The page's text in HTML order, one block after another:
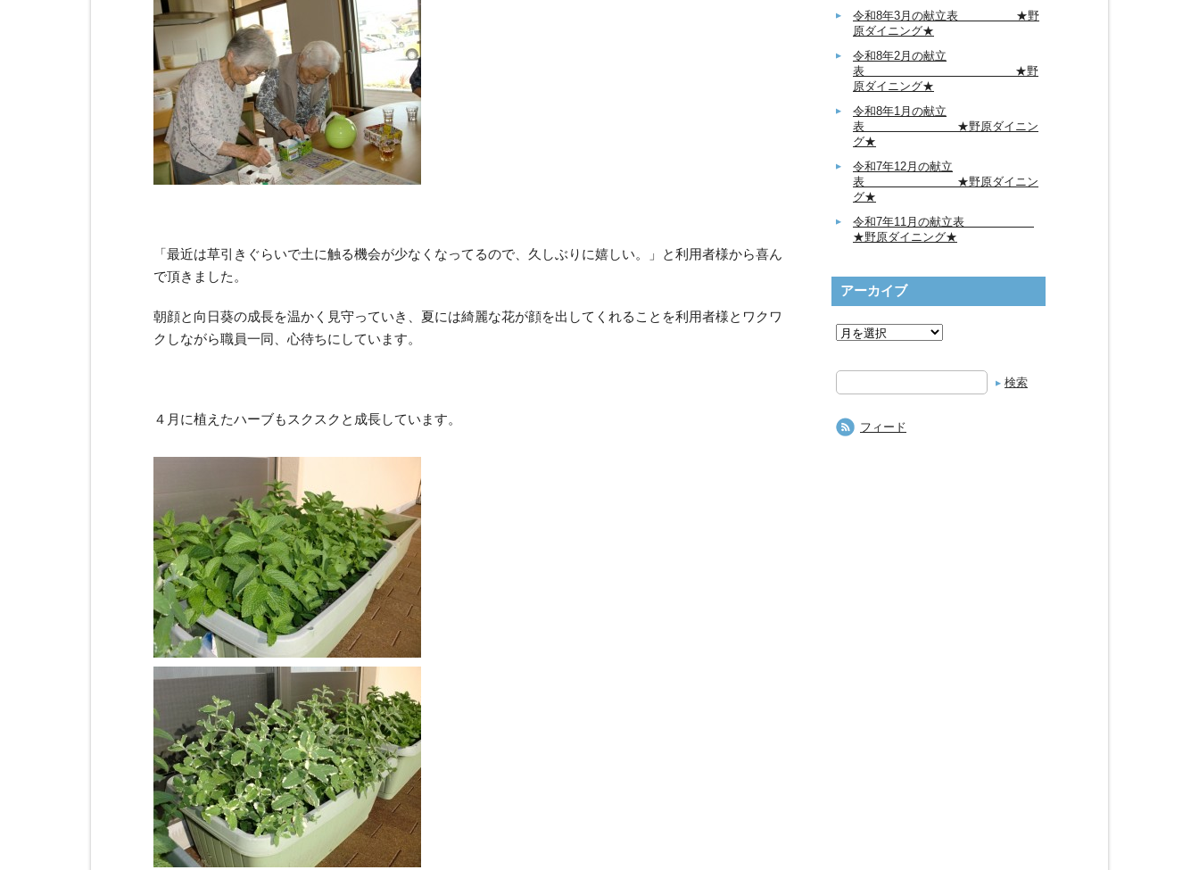
「最近は草引きぐらいで土に触る機会が少なくなってるので、久しぶりに嬉しい。」と利用者様から喜ん
で頂きました。
朝顔と向日葵の成長を温かく見守っていき、夏には綺麗な花が顔を出してくれることを利用者様とワクワ
クしながら職員一同、心待ちにしています。
４月に植えたハーブもスクスクと成長しています。
令和8年3月の献立表 ★野
原ダイニング★
令和8年2月の献立
表 ★野
原ダイニング★
令和8年1月の献立
表 ★野原ダイニン
グ★
令和7年12月の献立
表 ★野原ダイニン
グ★
令和7年11月の献立表
★野原ダイニング★
アーカイブ
索
フィード